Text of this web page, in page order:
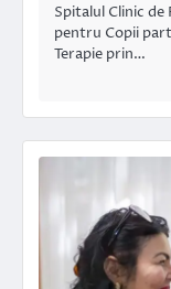
Spitalul Clinic de
pentru Copii
Terapie prin…